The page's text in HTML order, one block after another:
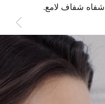
شفاف لامع.